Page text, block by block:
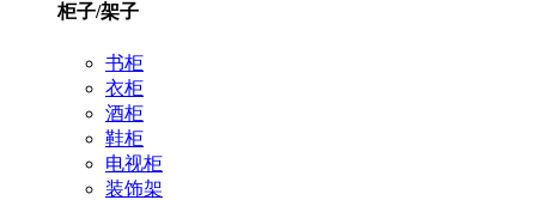
柜子/架子
书柜
衣柜
酒柜
鞋柜
电视柜
装饰架